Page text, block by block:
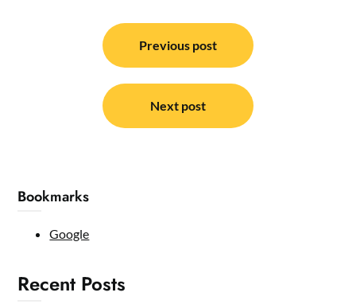
navigation
Previous post
Next post
Bookmarks
Google
Recent Posts